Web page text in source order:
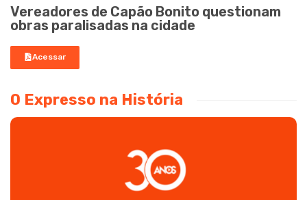
Vereadores de Capão Bonito questionam
obras paralisadas na cidade
Acessar
O Expresso na História